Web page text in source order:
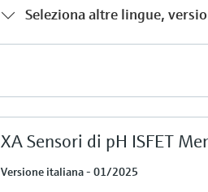
Seleziona altre lingue,
XA Sensori di pH ISFET
Versione italiana - 01/2025